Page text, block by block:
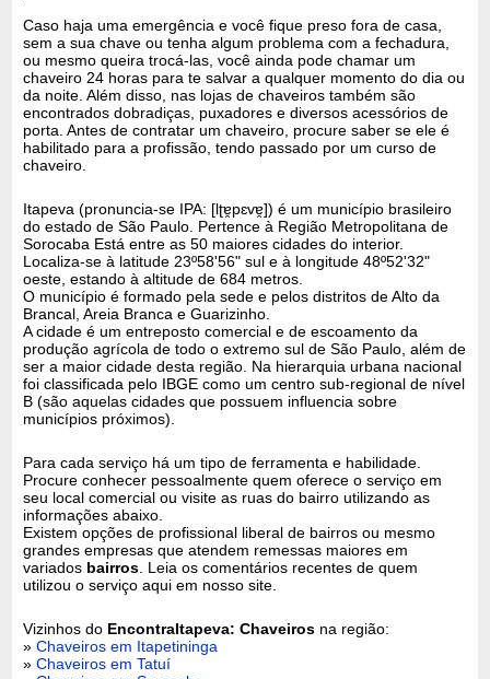
Caso haja uma emergência e você fique preso fora de casa,
sem a sua chave ou tenha algum problema com a fechadura,
ou mesmo queira trocá-las, você ainda pode chamar um
chaveiro 24 horas para te salvar a qualquer momento do dia ou
da noite. Além disso, nas lojas de chaveiros também são
encontrados dobradiças, puxadores e diversos acessórios de
porta. Antes de contratar um chaveiro, procure saber se ele é
habilitado para a profissão, tendo passado por um curso de
chaveiro.
Itapeva (pronuncia-se IPA: [lʈɐ̯pɛvɐ̯]) é um município brasileiro
do estado de São Paulo. Pertence à Região Metropolitana de
Sorocaba Está entre as 50 maiores cidades do interior.
Localiza-se à latitude 23º58'56" sul e à longitude 48º52'32"
oeste, estando à altitude de 684 metros.
O município é formado pela sede e pelos distritos de Alto da
Brancal, Areia Branca e Guarizinho.
A cidade é um entreposto comercial e de escoamento da
produção agrícola de todo o extremo sul de São Paulo, além de
ser a maior cidade desta região. Na hierarquia urbana nacional
foi classificada pelo IBGE como um centro sub-regional de nível
B (são aquelas cidades que possuem influencia sobre
municípios próximos).
Para cada serviço há um tipo de ferramenta e habilidade.
Procure conhecer pessoalmente quem oferece o serviço em
seu local comercial ou visite as ruas do bairro utilizando as
informações abaixo.
Existem opções de profissional liberal de bairros ou mesmo
grandes empresas que atendem remessas maiores em
variados bairros . Leia os comentários recentes de quem
utilizou o serviço aqui em nosso site.
Vizinhos do EncontraItapeva: Chaveiros na região:
»Chaveiros em Itapetininga
»Chaveiros em Tatuí